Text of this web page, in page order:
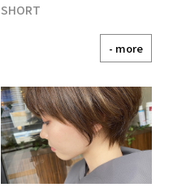
SHORT
- more